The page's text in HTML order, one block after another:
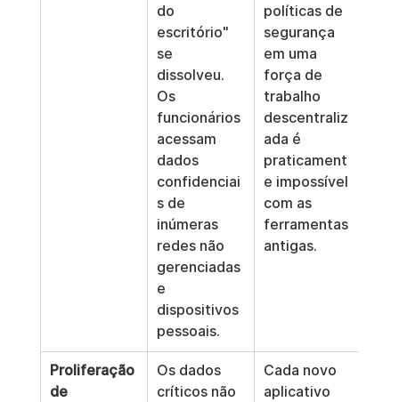
do
escritório"
se
dissolveu.
Os
funcionários
acessam
dados
confidenciai
s de
inúmeras
redes não
gerenciadas
e
dispositivos
pessoais.
políticas de
segurança
em uma
força de
trabalho
descentraliz
ada é
praticament
e impossível
com as
ferramentas
antigas.
Proliferação
de
Os dados
críticos não
Cada novo
aplicativo